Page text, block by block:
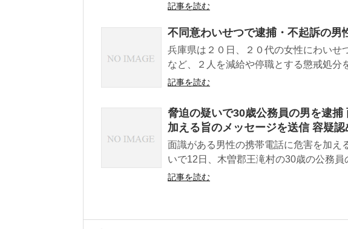
記事を読む
不同意わいせつで逮捕・不起訴の男
兵庫県は２０日、２０代の女性にわいせ
など、２人を減給や停職とする懲戒処分
記事を読む
脅迫の疑いで30歳公務員の男を逮
加える旨のメッセージを送信 容疑認
面識がある男性の携帯電話に危害を加え
いで12日、木曽郡王滝村の30歳の公務
記事を読む